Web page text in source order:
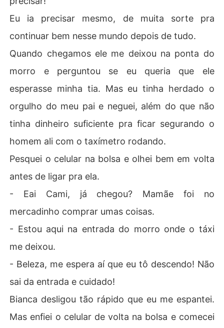
Eu ia precisar mesmo, de muita sorte pra
continuar bem nesse mundo depois de tudo.
Quando chegamos ele me deixou na ponta do
morro e perguntou se eu queria que ele
esperasse minha tia. Mas eu tinha herdado o
orgulho do meu pai e neguei, além do que não
tinha dinheiro suficiente pra ficar segurando o
homem ali com o taxímetro rodando.
Pesquei o celular na bolsa e olhei bem em volta
antes de ligar pra ela.
- Eai Cami, já chegou? Mamãe foi no
mercadinho comprar umas coisas.
- Estou aqui na entrada do morro onde o táxi
me deixou.
- Beleza, me espera aí que eu tô descendo! Não
sai da entrada e cuidado!
Bianca desligou tão rápido que eu me espantei.
Mas enfiei o celular de volta na bolsa e comecei